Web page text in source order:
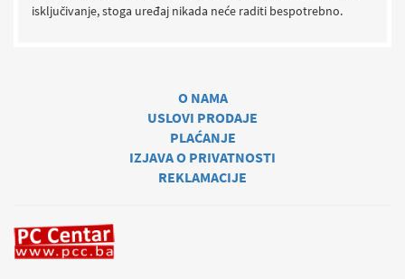
isključivanje, stoga uređaj nikada neće raditi bespotrebno.
O NAMA
USLOVI PRODAJE
PLAĆANJE
IZJAVA O PRIVATNOSTI
REKLAMACIJE